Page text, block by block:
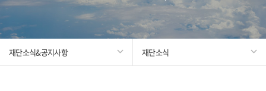
재단소식&공지사항 재단소식